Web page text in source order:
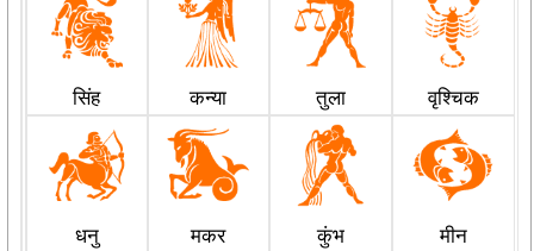
सिंह कन्या तुला वृश्चिक
धनु मकर कुंभ मीन